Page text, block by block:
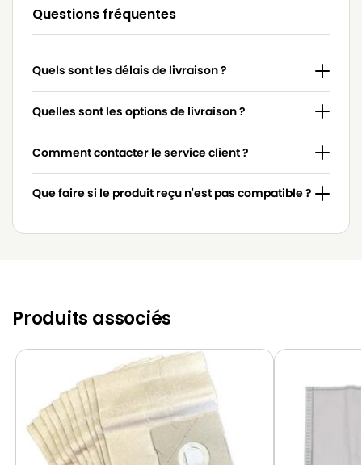
LG-
LG-GOLDSTAR 4200 (PASSION)
GOLDSTAR
LG-GOLDSTAR 5000 (PASSION)
LG-
GOLDSTAR
LG-GOLDSTAR BASIC (Série)
LG-
GOLDSTAR
LG-GOLDSTAR BONN (Série)
LG-
GOLDSTAR
LG-GOLDSTAR FVD 370
GOLDSTAR
LG-GOLDSTAR PASSION (Série)
LG-
GOLDSTAR
LG-GOLDSTAR PASSION 3500
Questions fréquentes
Quels sont les délais de livraison ?
Quelles sont les options de livraison ?
Comment contacter le service client ?
Que faire si le produit reçu n'est pas compatible ?
Produits associés